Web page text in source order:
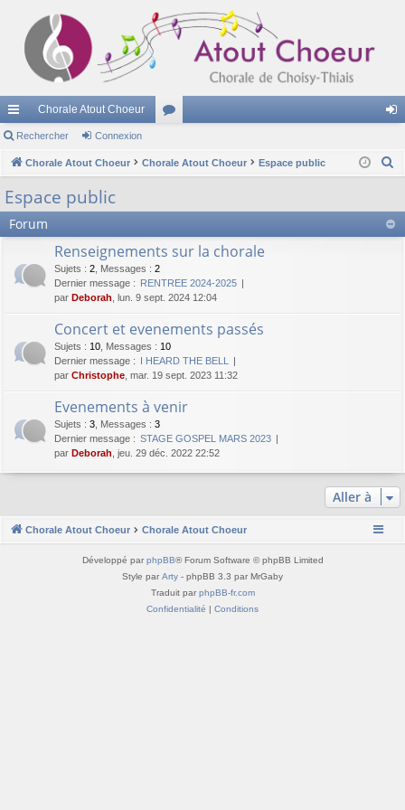
cc
ès
ra
pi
Chorale Atout Choeur
u ne
on
Rechercher Connexion
Chorale Atout Choeur Chorale Atout Choeur Espace public
Espace public
Forum
Renseignements sur la chorale
Sujets : 2 Messages : 2
Dernier message :
RENTREE 2024-2025
par Deborah , lun. 9 sept. 2024 12:04
Concert et evenements passés
Sujets : 10 Messages : 10
Dernier message :
I HEARD THE BELL
par Christophe , mar. 19 sept. 2023 11:32
Evenements à venir
Sujets : 3 Messages : 3
Dernier message : STAGE GOSPEL MARS 2023
par Deborah , jeu. 29 déc. 2022 22:52
Aller à
Chorale Atout Choeur Chorale Atout Choeur
Développé par phpBB® Forum Software © phpBB Limited
Style par Arty - phpBB 3.3 par MrGaby
Traduit par phpBB-fr.com
Confidentialité
Conditions